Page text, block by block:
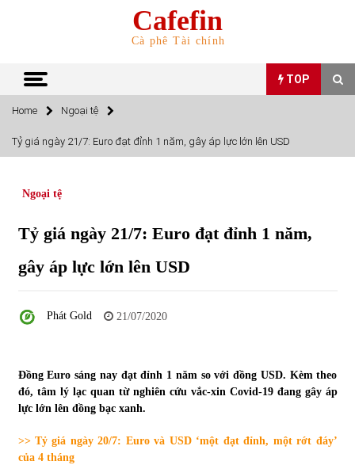
Cafefin
Cà phê Tài chính
TOP
TOP
Top 10 mặt hàng Việt Nam nhập khẩu nhiều nhất tháng
15/06/2022
Top 10 mặt hàng Việt Nam xuất khẩu nhiều nhất tháng
Tự doanh ngày 3.6.2022: CTCK mua ròng 28,7 tỷ đồng
06/06/2022
Home Ngoại tệ
Tỷ giá ngày 21/7: Euro đạt đỉnh 1 năm, gây áp lực lớn lên USD
Ngoại tệ
Tỷ giá ngày 21/7: Euro đạt đỉnh 1 năm,
gây áp lực lớn lên USD
Phát Gold 21/07/2020
Đồng Euro sáng nay đạt đỉnh 1 năm so với đồng USD. Kèm theo
đó, tâm lý lạc quan từ nghiên cứu vắc-xin Covid-19 đang gây áp
lực lớn lên đồng bạc xanh.
>> Tỷ giá ngày 20/7: Euro và USD ‘một đạt đỉnh, một rớt đáy’
của 4 tháng